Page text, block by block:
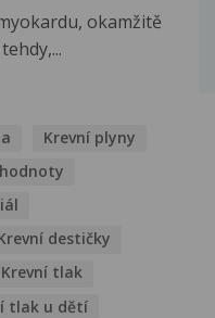
okamžitě
Krevní plyny
destičky
Krevní tlak
tlak u dětí